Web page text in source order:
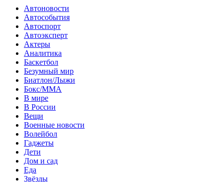
Автоновости
Автособытия
Автоспорт
Автоэксперт
Актеры
Аналитика
Баскетбол
Безумный мир
Биатлон/Лыжи
Бокс/MMA
В мире
В России
Вещи
Военные новости
Волейбол
Гаджеты
Дети
Дом и сад
Еда
Звёзды